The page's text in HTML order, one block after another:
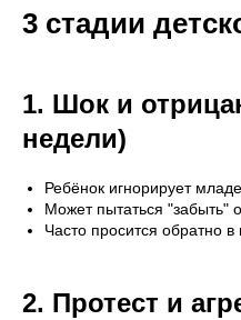
3 стадии
1. Шок и
недели)
Ребёнок игнорирует
Может пытаться "забыть"
Часто просится обратно в
2. Протест и